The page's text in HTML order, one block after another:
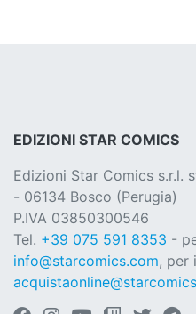
EDIZIONI STAR COMICS
Edizioni Star Comics s.r.l.
- 06134 Bosco (Perugia)
P.IVA 03850300546
Tel. +39 075 591 8353 -
info@starcomics.com, per